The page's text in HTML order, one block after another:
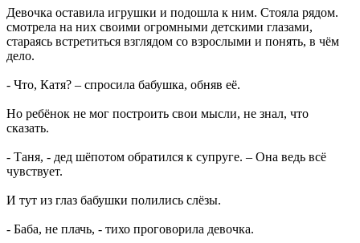
Девочка оставила игрушки и подошла к ним. Стояла рядом.
смотрела на них своими огромными детскими глазами,
стараясь встретиться взглядом со взрослыми и понять, в чём
дело.
- Что, Катя? – спросила бабушка, обняв её.
Но ребёнок не мог построить свои мысли, не знал, что
сказать.
- Таня, - дед шёпотом обратился к супруге. – Она ведь всё
чувствует.
И тут из глаз бабушки полились слёзы.
- Баба, не плачь, - тихо проговорила девочка.